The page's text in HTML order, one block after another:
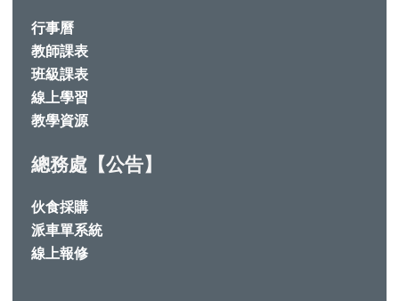
行事曆
教師課表
班級課表
線上學習
教學資源
總務處【公告】
伙食採購
派車單系統
線上報修